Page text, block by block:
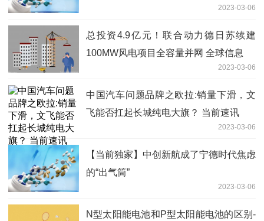
2023-03-06
总投资4.9亿元！联合动力德日苏续建
100MW风电项目全容量并网 全球信息
2023-03-06
中国汽车问题品牌之欧拉:销量下滑，文
飞能否扛起长城纯电大旗？ 当前速讯
2023-03-06
【当前独家】中创新航成了宁德时代焦虑
的“出气筒”
2023-03-06
N型太阳能电池和P型太阳能电池的区别-